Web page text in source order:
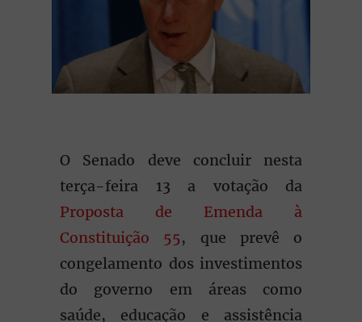
O Senado deve concluir nesta
terça-feira 13 a votação da
Proposta de Emenda à
Constituição 55, que prevê o
congelamento dos investimentos
do governo em áreas como
saúde, educação e assistência